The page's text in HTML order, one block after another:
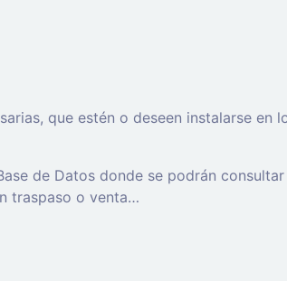
que estén o deseen instalarse
de Datos donde se podrán
traspaso o venta…